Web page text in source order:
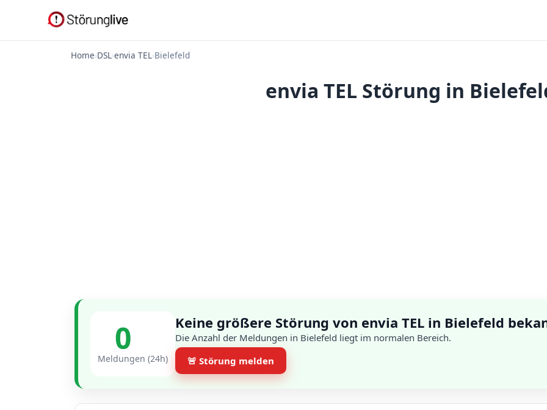
Home›DSL›envia TEL›Bielefeld
envia TEL Störung in
0
Meldungen (24h)
Keine größere Störung von envia TEL in Bielefeld
Die Anzahl der Meldungen in Bielefeld liegt im normalen Bereich.
🚨 Störung melden